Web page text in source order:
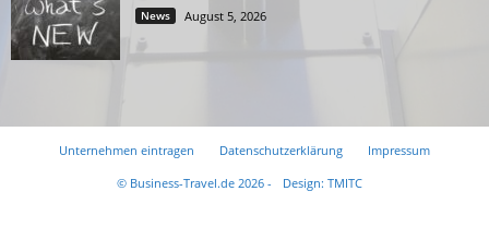
News August 5, 2026
Unternehmen eintragen Datenschutzerklärung
Impressum
© Business-Travel.de 2026 -
Design: TMITC